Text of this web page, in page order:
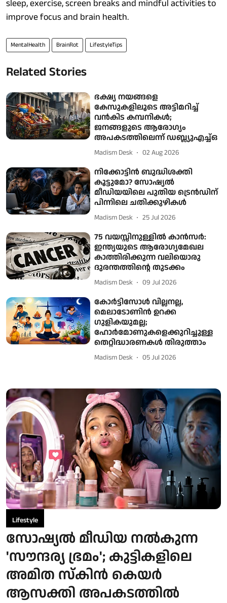
sleep, exercise, screen breaks and mindful activities to
improve focus and brain health.
MentalHealth BrainRot LifestyleTips
Related Stories
ഭക്ഷ്യ നയങ്ങളെ
കേസുകളിലൂടെ അട്ടിമറിച്ച്
വൻകിട കമ്പനികൾ;
ജനങ്ങളുടെ ആരോഗ്യം
അപകടത്തിലെന്ന് ഡബ്ല്യുഎച്ച്ഒ
Madism Desk 02 Aug 2026
നിക്കോട്ടിൻ ബുദ്ധിശക്തി
കൂട്ടുമോ? സോഷ്യൽ
മീഡിയയിലെ പുതിയ ട്രെൻഡിന്
പിന്നിലെ ചതിക്കുഴികൾ
Madism Desk 25 Jul 2026
75 വയസ്സിനുള്ളില്‍ കാന്‍സര്‍:
ഇന്ത്യയുടെ ആരോഗ്യമേഖല
കാത്തിരിക്കുന്ന വലിയൊരു
ദുരന്തത്തിന്റെ തുടക്കം
Madism Desk 09 Jul 2026
കോർട്ടിസോൾ വില്ലനല്ല,
മെലാടോണിൻ ഉറക്ക
ഗുളികയുമല്ല;
ഹോർമോണുകളെക്കുറിച്ചുള്ള
തെറ്റിദ്ധാരണകൾ തിരുത്താം
Madism Desk 05 Jul 2026
Lifestyle
സോഷ്യൽ മീഡിയ നൽകുന്ന
'സൗന്ദര്യ ഭ്രമം'; കുട്ടികളിലെ
അമിത സ്കിൻ കെയർ
ആസക്തി അപകടത്തിൽ